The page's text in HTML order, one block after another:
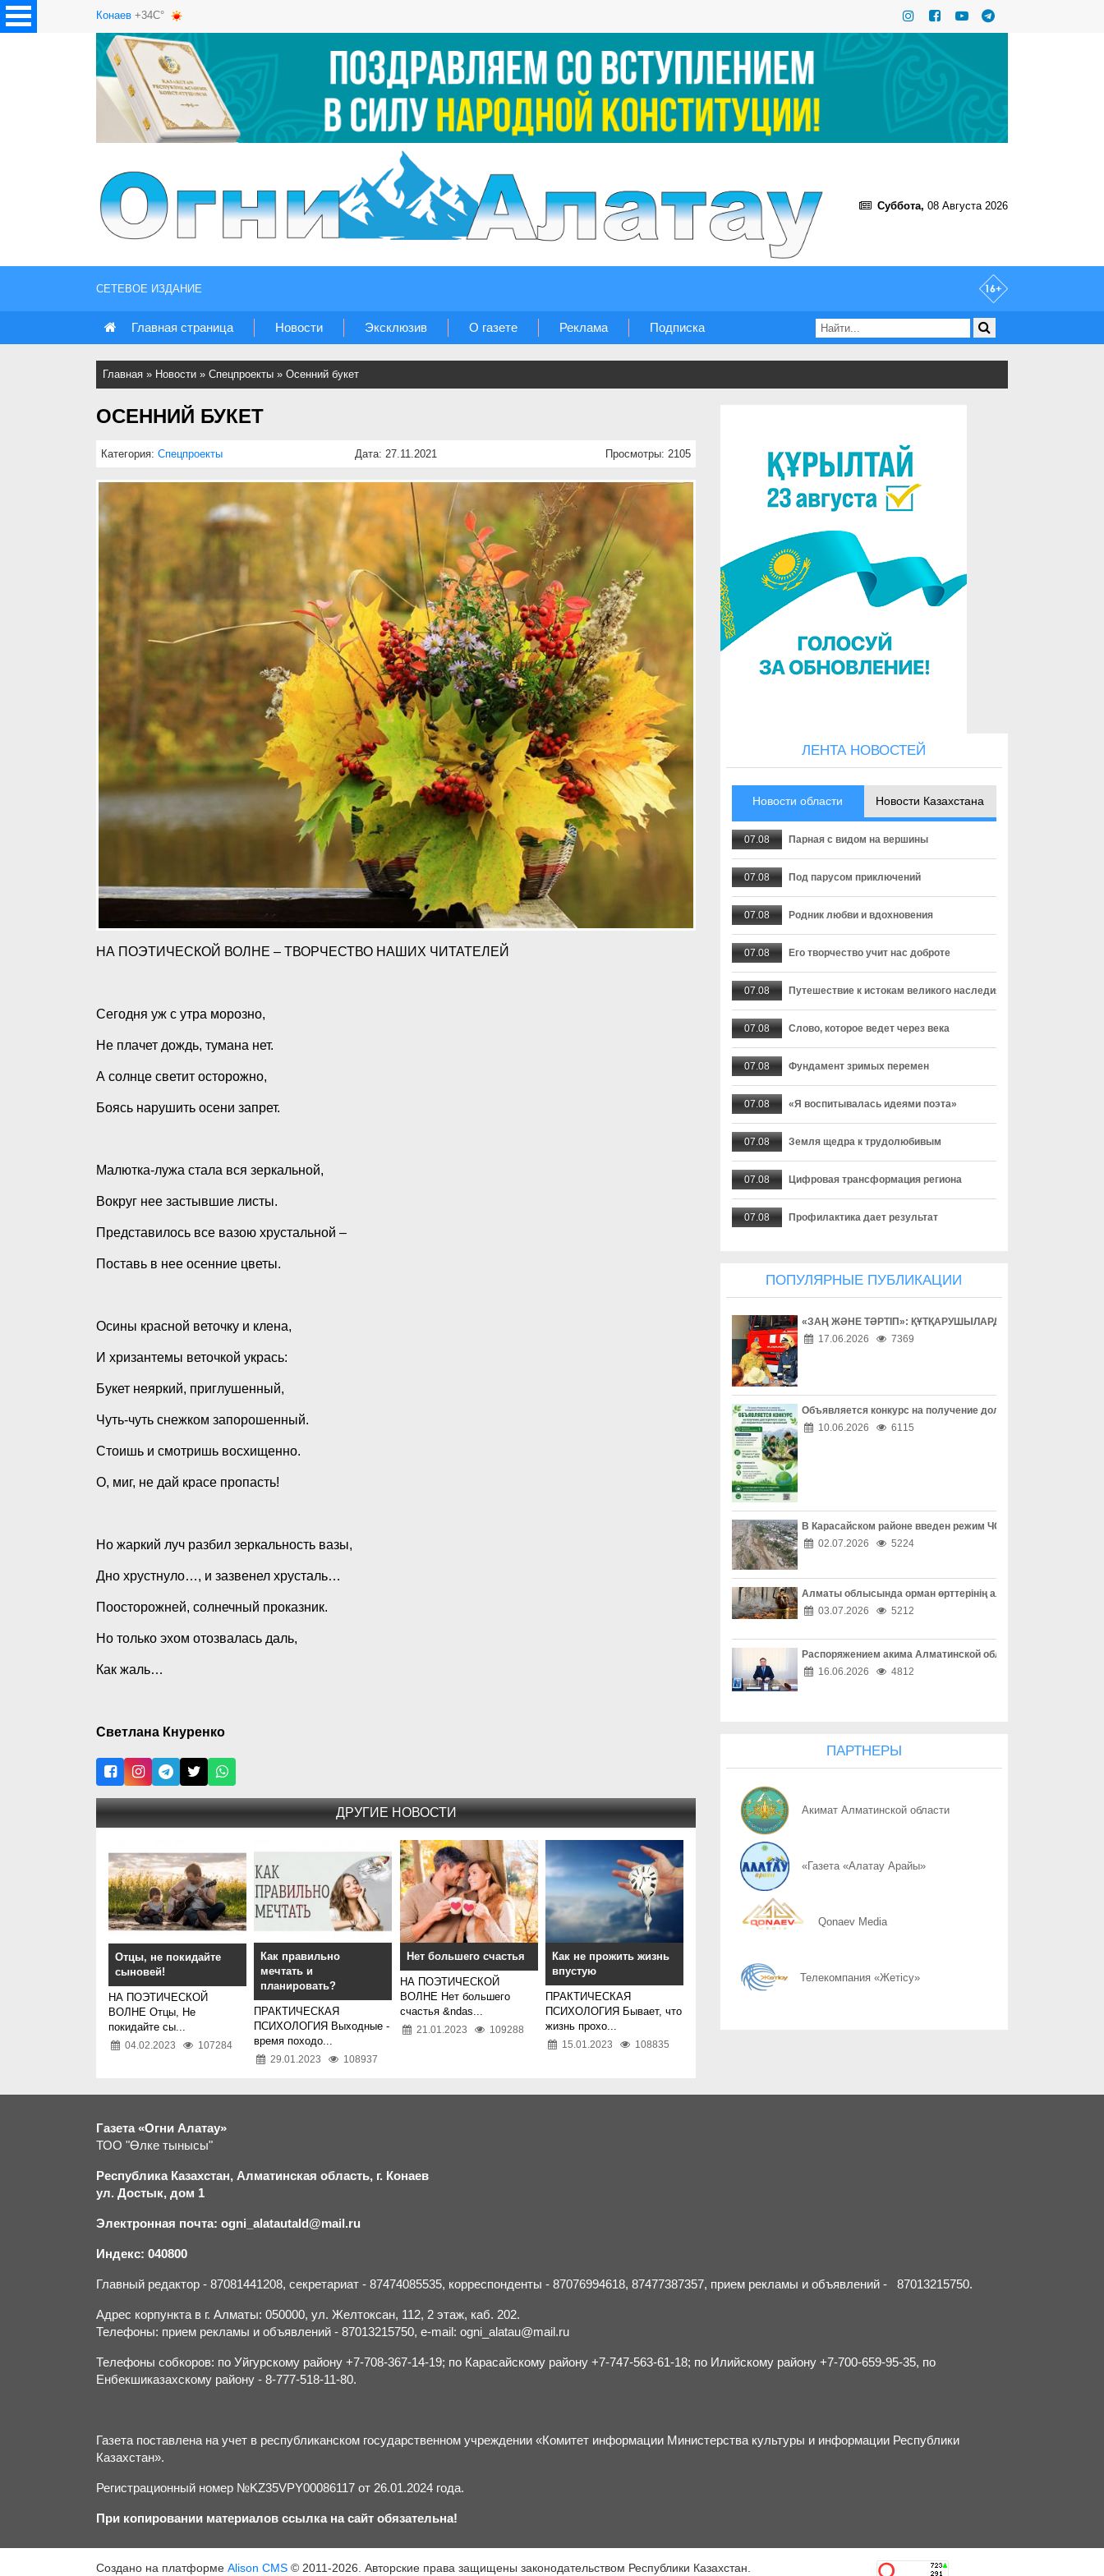
Конаев +34C°
Суббота, 08 Августа 2026
СЕТЕВОЕ ИЗДАНИЕ
Главная страница Новости Эксклюзив О газете Реклама Подписка
Главная » Новости » Спецпроекты » Осенний букет
ОСЕННИЙ БУКЕТ
Категория: Спецпроекты Дата: 27.11.2021 Просмотры: 2105
НА ПОЭТИЧЕСКОЙ ВОЛНЕ – ТВОРЧЕСТВО НАШИХ ЧИТАТЕЛЕЙ
Сегодня уж с утра морозно,
Не плачет дождь, тумана нет.
А солнце светит осторожно,
Боясь нарушить осени запрет.
Малютка-лужа стала вся зеркальной,
Вокруг нее застывшие листы.
Представилось все вазою хрустальной –
Поставь в нее осенние цветы.
Осины красной веточку и клена,
И хризантемы веточкой укрась:
Букет неяркий, приглушенный,
Чуть-чуть снежком запорошенный.
Стоишь и смотришь восхищенно.
О, миг, не дай красе пропасть!
Но жаркий луч разбил зеркальность вазы,
Дно хрустнуло…, и зазвенел хрусталь…
Поосторожней, солнечный проказник.
Но только эхом отозвалась даль,
Как жаль…
Светлана Кнуренко
ДРУГИЕ НОВОСТИ
Отцы, не покидайте
сыновей!
НА ПОЭТИЧЕСКОЙ
ВОЛНЕ Отцы, Не
покидайте сы...
04.02.2023 107284
Как правильно
мечтать и
планировать?
ПРАКТИЧЕСКАЯ
ПСИХОЛОГИЯ Выходные -
время походо...
29.01.2023 108937
Нет большего счастья
НА ПОЭТИЧЕСКОЙ
ВОЛНЕ Нет большего
счастья &ndas...
21.01.2023 109288
Как не прожить жизнь
впустую
ПРАКТИЧЕСКАЯ
ПСИХОЛОГИЯ Бывает, что
жизнь прохо...
15.01.2023 108835
ЛЕНТА НОВОСТЕЙ
Новости области Новости Казахстана
07.08 Парная с видом на вершины
07.08 Под парусом приключений
07.08 Родник любви и вдохновения
07.08 Его творчество учит нас доброте
07.08 Путешествие к истокам великого наследия
07.08 Слово, которое ведет через века
07.08 Фундамент зримых перемен
07.08 «Я воспитывалась идеями поэта»
07.08 Земля щедра к трудолюбивым
07.08 Цифровая трансформация региона
07.08 Профилактика дает результат
07.08 Урожайный сезон для местных аграриев
07.08 Акция добра и помощи
07.08 Драйвер развития экономики
07.08 Цифровая медицина становится ближе
07.08 Защита детей требует совместных действий
07.08 Свыше 1900 ИИ-фильмов из более чем 90 стран поступило на
07.08 У граждан высокие ожидания от выборов в Курултай – опрос
07.08 ОТБАСЫ – ОТАН ҚОРҒАУШЫНЫҢ БЕРІК ТІРЕГІ
07.08 Более 100 объектов планируется построить в Алматинской
Безопасный атом начинается с науки: какую роль играют
07.08
07.08 Слово ведет к знаниям
ПОПУЛЯРНЫЕ ПУБЛИКАЦИИ
«ЗАҢ ЖӘНЕ ТӘРТІП»: ҚҰТҚАРУШЫЛАРДЫҢ ЕҢБЕГІМЕН
17.06.2026
7369
Объявляется конкурс на получение долгосрочного гранта
10.06.2026
6115
В Карасайском районе введен режим ЧС местного масштаба
02.07.2026
5224
Алматы облысында орман өрттерінің алдын алу жұмыстары
03.07.2026
5212
Распоряжением акима Алматинской области Куаныш
16.06.2026
4812
ПАРТНЕРЫ
Акимат Алматинской области
«Газета «Алатау Арайы»
Qonaev Media
Телекомпания «Жетісу»
Газета «Огни Алатау»
ТОО "Өлке тынысы"
Республика Казахстан, Алматинская область, г. Конаев
ул. Достык, дом 1
Электронная почта: ogni_alatautald@mail.ru
Индекс: 040800
Главный редактор - 87081441208, секретариат - 87474085535, корреспонденты - 87076994618, 87477387357, прием рекламы и объявлений - 87013215750.
Адрес корпункта в г. Алматы: 050000, ул. Желтоксан, 112, 2 этаж, каб. 202.
Телефоны: прием рекламы и объявлений - 87013215750, e-mail: ogni_alatau@mail.ru
Телефоны собкоров: по Уйгурскому району +7-708-367-14-19; по Карасайскому району +7-747-563-61-18; по Илийскому району +7-700-659-95-35, по
Енбекшиказахскому району - 8-777-518-11-80.
Газета поставлена на учет в республиканском государственном учреждении «Комитет информации Министерства культуры и информации Республики
Казахстан».
Регистрационный номер №KZ35VPY00086117 от 26.01.2024 года.
При копировании материалов ссылка на сайт обязательна!
Создано на платформе Alison CMS © 2011-2026. Авторские права защищены законодательством Республики Казахстан.